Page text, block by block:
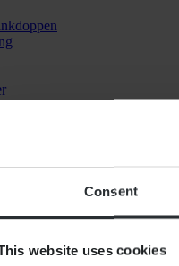
Consent
website uses cookies
Lagers